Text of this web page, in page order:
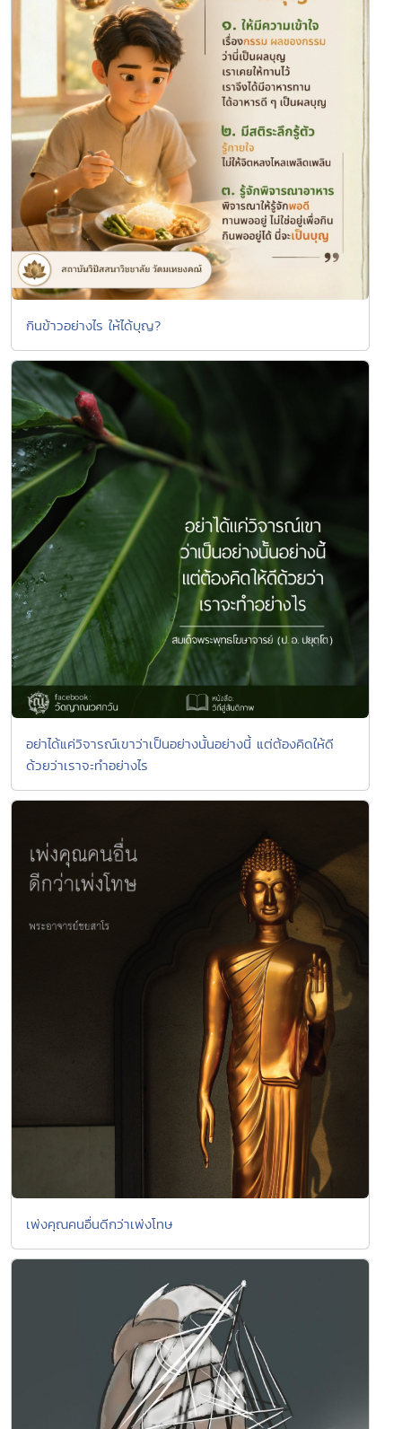
กินข้าวอย่างไร ให้ได้บุญ?
อย่าได้แค่วิจารณ์เขาว่าเป็นอย่างนั้นอย่างนี้ แต่ต้องคิดให้ดี
ด้วยว่าเราจะทำอย่างไร
เพ่งคุณคนอื่นดีกว่าเพ่งโทษ